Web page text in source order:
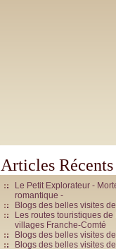
Articles Récents
Le Petit Explorateur -
romantique -
Blogs des belles visites
Les routes touristiques
villages Franche-Comté
Blogs des belles visites
Blogs des belles visites